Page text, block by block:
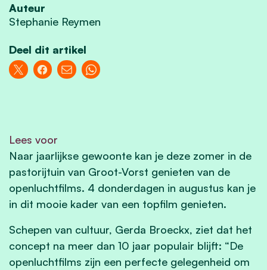
Auteur
Stephanie Reymen
Deel dit artikel
Lees voor
Naar jaarlijkse gewoonte kan je deze zomer in de
pastorijtuin van Groot-Vorst genieten van de
openluchtfilms. 4 donderdagen in augustus kan je
in dit mooie kader van een topfilm genieten.
Schepen van cultuur, Gerda Broeckx, ziet dat het
concept na meer dan 10 jaar populair blijft: “De
openluchtfilms zijn een perfecte gelegenheid om